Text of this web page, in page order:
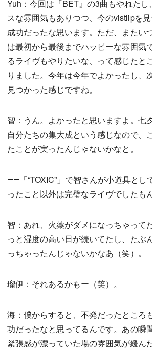
Yuh：今回は『BET』の3曲もやれたし
スな雰囲気もありつつ、今のvistlipを
成功だったな思います。ただ、またい
は最初から最後までハッピーな雰囲気
るライヴもやりたいな、って感じたと
りました。今年は今年でよかったし、
見つかった感じですね。
智：うん。よかったと思いますよ。七
自分たちの集大成という感じなので、
たことが実ったんじゃないかなと。
――「“TOXIC”」で智さんが小道具とし
ったこと以外は完璧なライヴでしたもん
智：あれ、火薬がダメになっちゃって
っと湿度の高い日が続いてたし、たぶ
っちゃったんじゃないかなあ（笑）。
瑠伊：それあるかもー（笑）。
海：僕からすると、不発だったところ
功だったなと思ってるんです。あの瞬
緊張感が漂っていた場の雰囲気が緩ん